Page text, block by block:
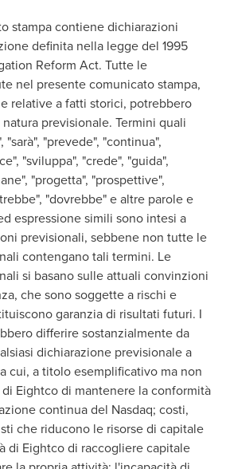
stampa contiene dichiarazioni
definita nella legge del 1995
Reform Act. Tutte le
nel presente comunicato stampa,
relative a fatti storici, potrebbero
previsionale. Termini quali
"sarà", "prevede", "continua",
"sviluppa", "crede", "guida",
"progetta", "prospettive",
"dovrebbe" e altre parole e
espressione simili sono intesi a
previsionali, sebbene non tutte le
contengano tali termini. Le
si basano sulle attuali convinzioni
che sono soggette a rischi e
garanzia di risultati futuri. I
differire sostanzialmente da
dichiarazione previsionale a
cui, a titolo esemplificativo ma non
Eightco di mantenere la conformità
continua del Nasdaq; costi,
che riducono le risorse di capitale
di Eightco di raccogliere capitale